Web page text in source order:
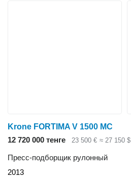
Krone FORTIMA V 1500 MC
12 720 000 тенге
23 500 € ≈ 27 150 $
Пресс-подборщик рулонный
2013